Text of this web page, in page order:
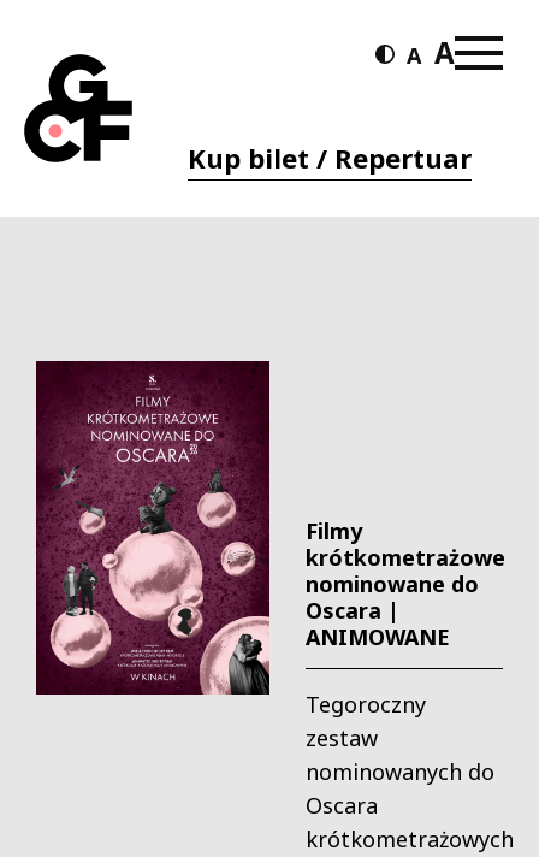
Kup bilet / Repertuar
Filmy
krótkometrażowe
nominowane do
Oscara |
ANIMOWANE
Tegoroczny
zestaw
nominowanych do
Oscara
krótkometrażowych